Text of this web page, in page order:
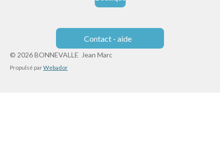
Contact - aide
© 2026 BONNEVALLE Jean Marc
Propulsé parWebador